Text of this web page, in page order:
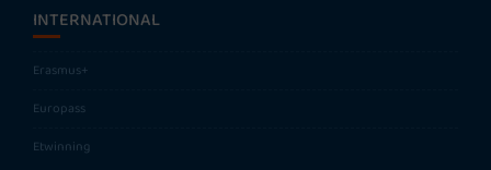
INTERNATIONAL
Erasmus+
Europass
Etwinning